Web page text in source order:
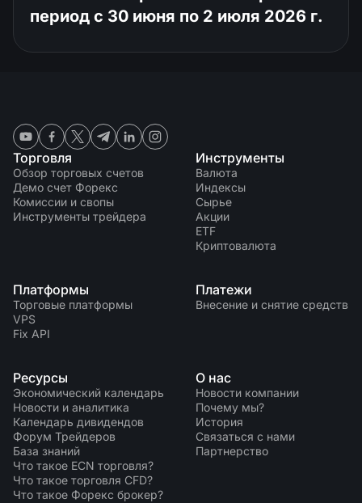
период с 30 июня по 2 июля 2026 г.
Торговля
Обзор торговых счетов
Демо счет Форекс
Комиссии и свопы
Инструменты трейдера
Инструменты
Валюта
Индексы
Сырье
Акции
ETF
Криптовалюта
Платформы
Торговые платформы
VPS
Fix API
Платежи
Внесение и снятие средств
Ресурсы
Экономический календарь
Новости и аналитика
Календарь дивидендов
Форум Трейдеров
База знаний
Что такое ECN торговля?
Что такое торговля CFD?
Что такое Форекс брокер?
О нас
Новости компании
Почему мы?
История
Связаться с нами
Партнерство